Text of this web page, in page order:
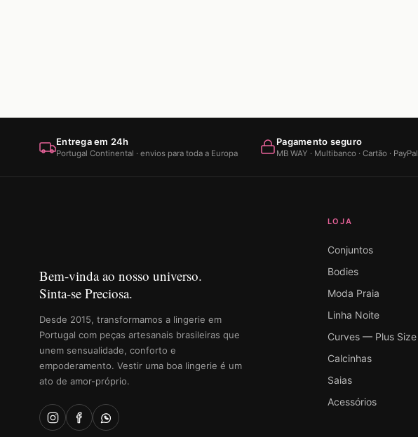
Entrega em 24h
Portugal Continental · envios para toda a Europa
Pagamento seguro
MB WAY · Multibanco · Cartão · PayPal
Bem-vinda ao nosso universo.
Sinta-se Preciosa.
Desde 2015, transformamos a lingerie em
Portugal com peças artesanais brasileiras que
unem sensualidade, conforto e
empoderamento. Vestir uma boa lingerie é um
ato de amor-próprio.
LOJA
Conjuntos
Bodies
Moda Praia
Linha Noite
Curves — Plus Size
Calcinhas
Saias
Acessórios